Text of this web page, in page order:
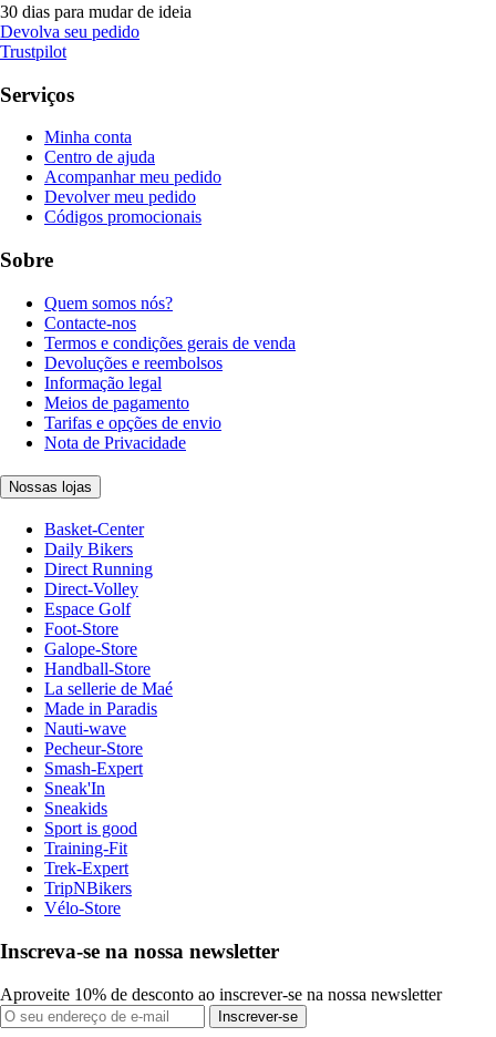
30 dias para mudar de ideia
Devolva seu pedido
Trustpilot
Serviços
Minha conta
Centro de ajuda
Acompanhar meu pedido
Devolver meu pedido
Códigos promocionais
Sobre
Quem somos nós?
Contacte-nos
Termos e condições gerais de venda
Devoluções e reembolsos
Informação legal
Meios de pagamento
Tarifas e opções de envio
Nota de Privacidade
Nossas lojas
Basket-Center
Daily Bikers
Direct Running
Direct-Volley
Espace Golf
Foot-Store
Galope-Store
Handball-Store
La sellerie de Maé
Made in Paradis
Nauti-wave
Pecheur-Store
Smash-Expert
Sneak'In
Sneakids
Sport is good
Training-Fit
Trek-Expert
TripNBikers
Vélo-Store
Inscreva-se na nossa newsletter
Aproveite 10% de desconto ao inscrever-se na nossa newsletter
Inscrever-se